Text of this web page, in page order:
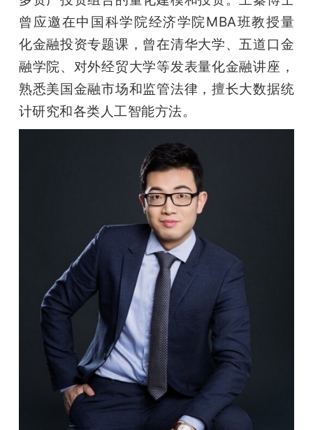
曾应邀在中国科学院经济学院MBA班教授量
化金融投资专题课，曾在清华大学、五道口金
融学院、对外经贸大学等发表量化金融讲座，
熟悉美国金融市场和监管法律，擅长大数据统
计研究和各类人工智能方法。